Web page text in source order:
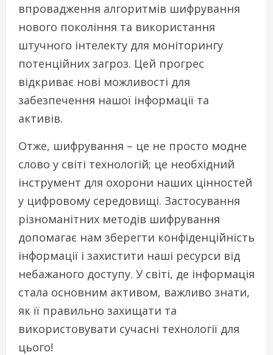
впровадження алгоритмів шифрування
нового покоління та використання
штучного інтелекту для моніторингу
потенційних загроз. Цей прогрес
відкриває нові можливості для
забезпечення нашої інформації та
активів.
Отже, шифрування – це не просто модне
слово у світі технологій; це необхідний
інструмент для охорони наших цінностей
у цифровому середовищі. Застосування
різноманітних методів шифрування
допомагає нам зберегти конфіденційність
інформації і захистити наші ресурси від
небажаного доступу. У світі, де інформація
стала основним активом, важливо знати,
як її правильно захищати та
використовувати сучасні технології для
цього!